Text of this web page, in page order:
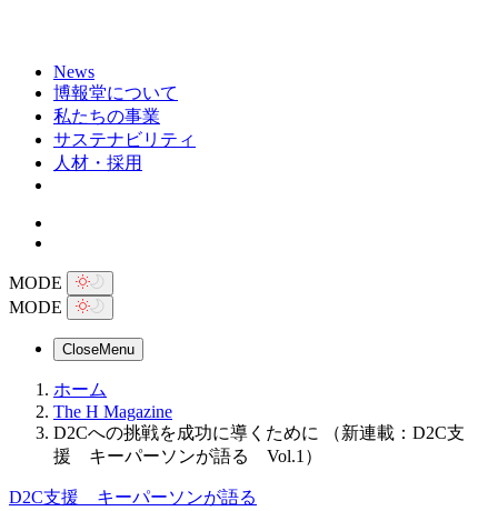
News
博報堂について
私たちの事業
サステナビリティ
人材・採用
MODE
MODE
CloseMenu
ホーム
The H Magazine
D2Cへの挑戦を成功に導くために （新連載：D2C支
援 キーパーソンが語る Vol.1）
D2C支援 キーパーソンが語る